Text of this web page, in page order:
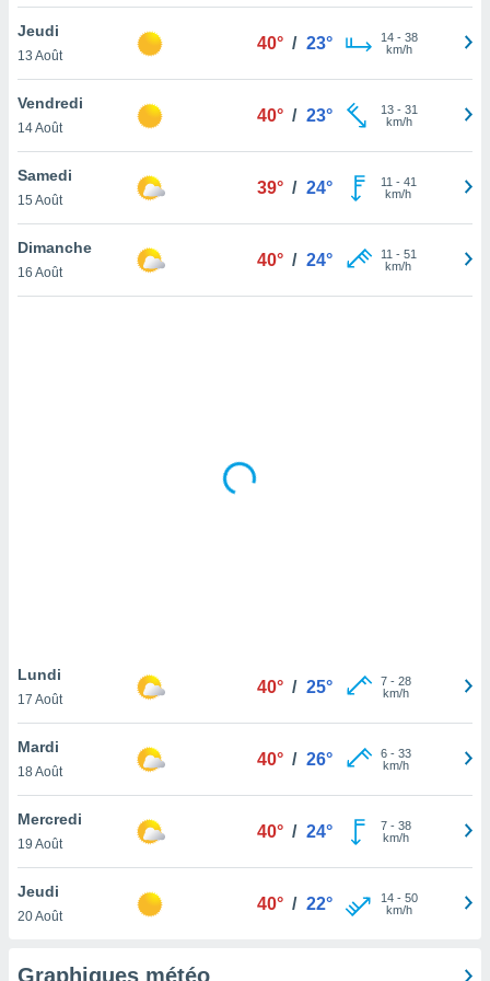
votre
à
en
le
notre
que
et que
Jeudi
13 Août
40° / 23° 14- 38
km/h
Vendredi
14 Août
40° / 23° 13- 31
km/h
Samedi
15 Août
39° / 24° 11 - 41
km/h
Dimanche
16 Août
40° / 24° 11 - 51
km/h
Lundi
17 Août
40° / 25° 7- 28
km/h
Mardi
18 Août
40° / 26° 6- 33
km/h
Mercredi
19 Août
40° / 24° 7- 38
km/h
Jeudi
20 Août
40° / 22° 14- 50
km/h
Graphiques météo